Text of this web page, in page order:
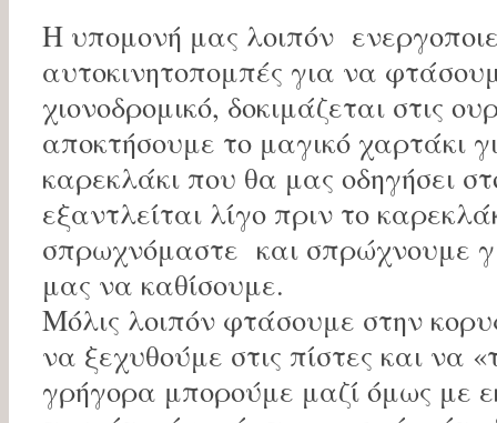
Η υπομονή μας λοιπόν
αυτοκινητοπομπές για να
χιονοδρομικό, δοκιμάζεται στις
αποκτήσουμε το μαγικό χαρτάκι
καρεκλάκι που θα μας οδηγήσει
εξαντλείται λίγο πριν το
σπρωχνόμαστε και σπρώχνουμε
μας να καθίσουμε.
Μόλις λοιπόν φτάσουμε στην
να ξεχυθούμε στις πίστες και να
γρήγορα μπορούμε μαζί όμως με